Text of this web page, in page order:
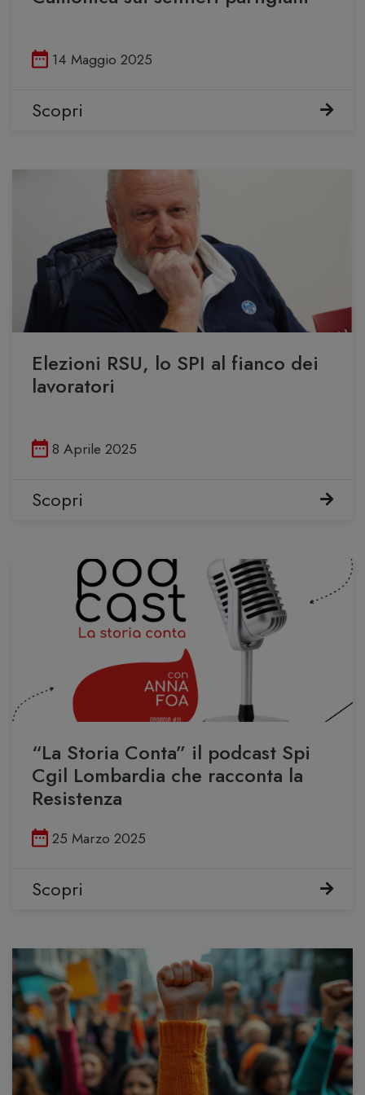
Pubblicato il
14 Maggio 2025
Scopri
Elezioni RSU, lo SPI al fianco dei
lavoratori
Pubblicato il
8 Aprile 2025
Scopri
“La Storia Conta” il podcast Spi
Cgil Lombardia che racconta la
Resistenza
Pubblicato il
25 Marzo 2025
Scopri